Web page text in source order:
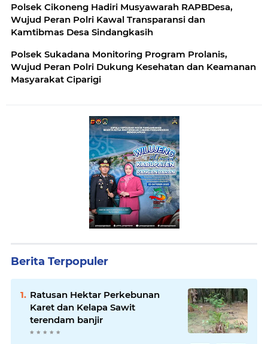
Polsek Cikoneng Hadiri Musyawarah RAPBDesa,
Wujud Peran Polri Kawal Transparansi dan
Kamtibmas Desa Sindangkasih
Polsek Sukadana Monitoring Program Prolanis,
Wujud Peran Polri Dukung Kesehatan dan Keamanan
Masyarakat Ciparigi
Berita Terpopuler
Ratusan Hektar Perkebunan
Karet dan Kelapa Sawit
terendam banjir